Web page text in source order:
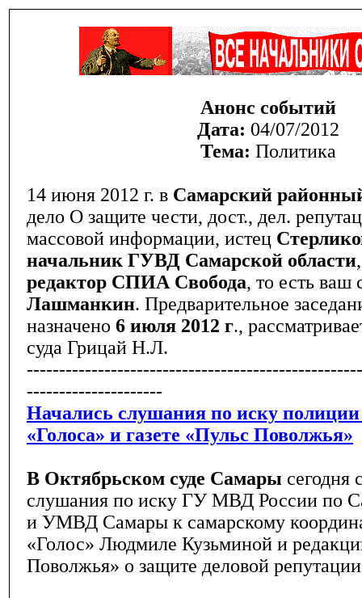
Анонс событий
Дата: 04/07/2012
Тема: Политика
14 июня 2012 г. в Самарский
дело О защите чести, дост., дел.
массовой информации, истец
начальник ГУВД Самарской области
редактор СПИА Свобода, то есть ваш
Лашманкин. Предварительное
назначено 6 июля 2012 г.,
суда Грицай Н.Л.
---------------------
Начались слушания по иску полиции
«Голоса» и газете «Пульс Поволжья»
В Октябрьском суде Самары сегодня
слушания по иску ГУ МВД России по
и УМВД Самары к самарскому
«Голос» Людмиле Кузьминой и
Поволжья» о защите деловой